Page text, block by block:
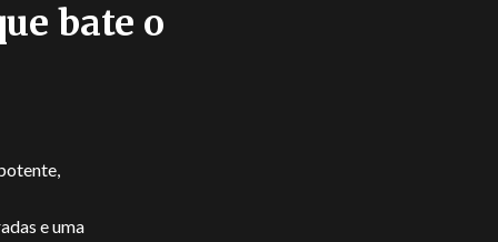
bate o
e uma